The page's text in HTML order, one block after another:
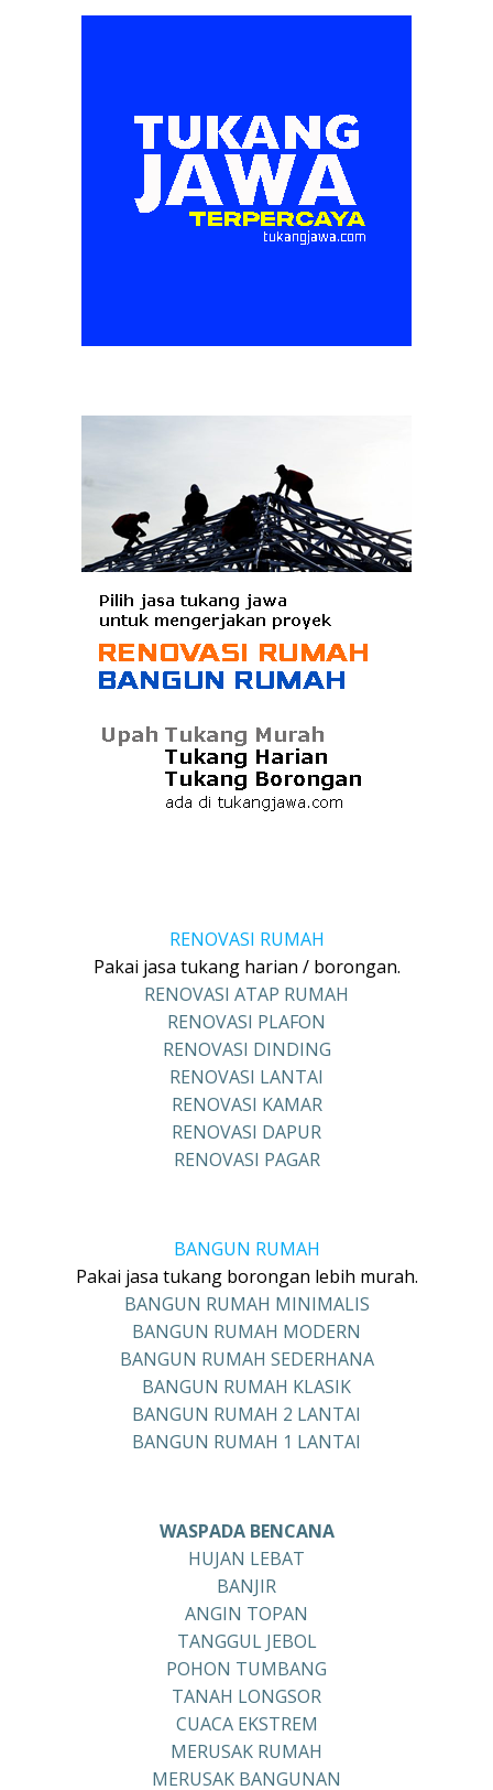
RENOVASI RUMAH
Pakai jasa tukang harian / borongan.
RENOVASI ATAP RUMAH
RENOVASI PLAFON
RENOVASI DINDING
RENOVASI LANTAI
RENOVASI KAMAR
RENOVASI DAPUR
RENOVASI PAGAR
BANGUN RUMAH
Pakai jasa tukang borongan lebih murah.
BANGUN RUMAH MINIMALIS
BANGUN RUMAH MODERN
BANGUN RUMAH SEDERHANA
BANGUN RUMAH KLASIK
BANGUN RUMAH 2 LANTAI
BANGUN RUMAH 1 LANTAI
WASPADA BENCANA
HUJAN LEBAT
BANJIR
ANGIN TOPAN
TANGGUL JEBOL
POHON TUMBANG
TANAH LONGSOR
CUACA EKSTREM
MERUSAK RUMAH
MERUSAK BANGUNAN